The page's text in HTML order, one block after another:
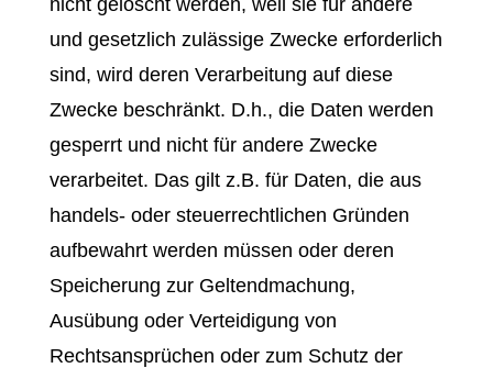
nicht gelöscht werden, weil sie für andere
und gesetzlich zulässige Zwecke erforderlich
sind, wird deren Verarbeitung auf diese
Zwecke beschränkt. D.h., die Daten werden
gesperrt und nicht für andere Zwecke
verarbeitet. Das gilt z.B. für Daten, die aus
handels- oder steuerrechtlichen Gründen
aufbewahrt werden müssen oder deren
Speicherung zur Geltendmachung,
Ausübung oder Verteidigung von
Rechtsansprüchen oder zum Schutz der